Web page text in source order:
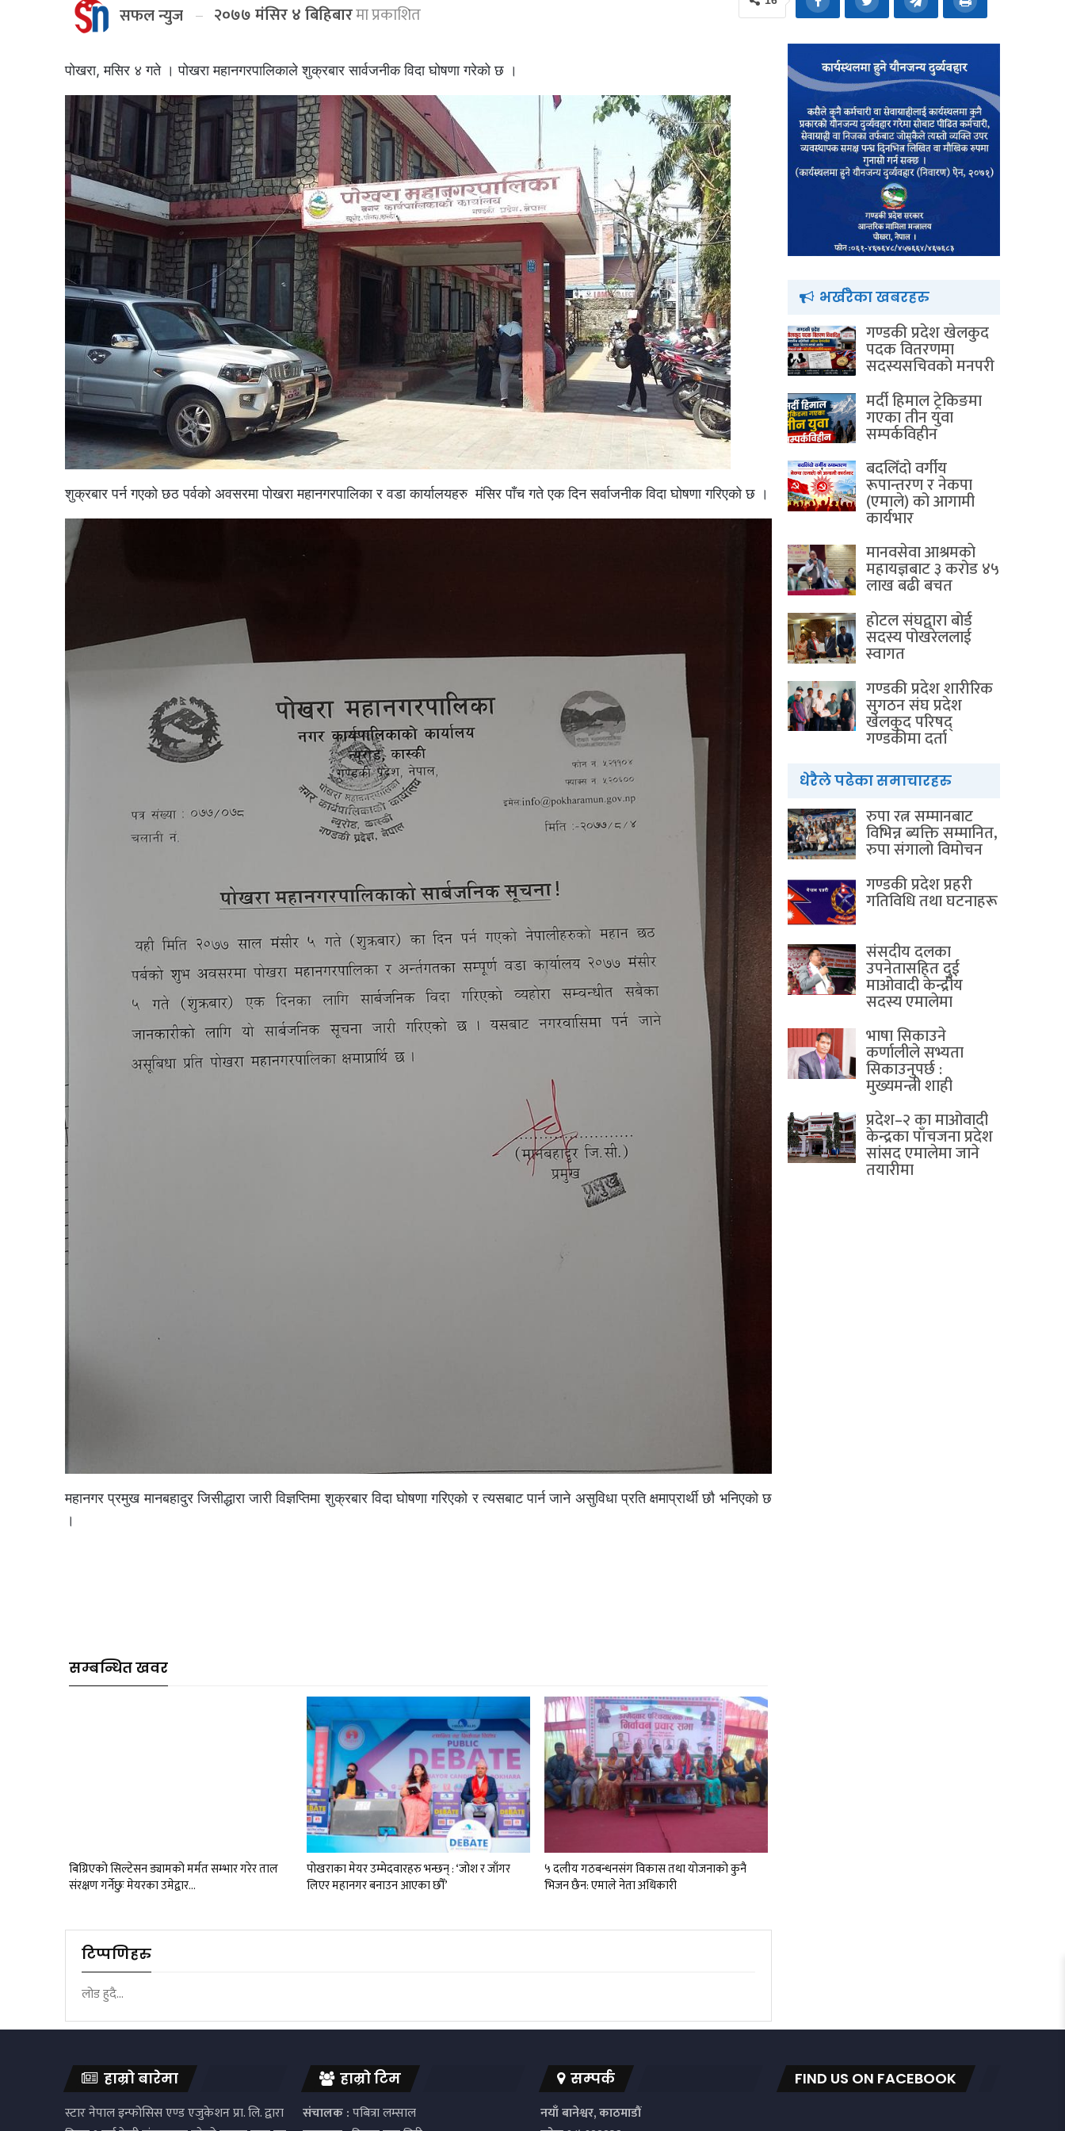
सफल न्युज २०७७ मंसिर ४ बिहिबारमा प्रकाशित
पोखरा, मसिर ४ गते । पोखरा महानगरपालिकाले शुक्रबार सार्वजनीक विदा घोषणा गरेको छ ।
शुक्रबार पर्न गएको छठ पर्वको अवसरमा पोखरा महानगरपालिका र वडा कार्यालयहरु मंसिर पाँच गते एक दिन सर्वाजनीक विदा घोषणा गरिएको छ ।
महानगर प्रमुख मानबहादुर जिसीद्धारा जारी विज्ञप्तिमा शुक्रबार विदा घोषणा गरिएको र त्यसबाट पार्न जाने असुविधा प्रति क्षमाप्रार्थी छौ भनिएको छ
।
सम्बन्धित खवर
बिग्रिएको सिल्टेसन ड्यामको मर्मत सम्भार गरेर ताल
संरक्षण गर्नेछुः मेयरका उमेद्वार…
पोखराका मेयर उम्मेदवारहरु भन्छन् : ‘जोश र जाँगर
लिएर महानगर बनाउन आएका छौँ’
५ दलीय गठबन्धनसंग विकास तथा योजनाको कुनै
भिजन छैन: एमाले नेता अधिकारी
टिप्पणिहरु
लोड हुदै...
भर्खरैका खबरहरु
गण्डकी प्रदेश खेलकुद
पदक वितरणमा
सदस्यसचिवकाे मनपरी
मर्दी हिमाल ट्रेकिङमा
गएका तीन युवा
सम्पर्कविहीन
बदलिँदो वर्गीय
रूपान्तरण र नेकपा
(एमाले) को आगामी
कार्यभार
मानवसेवा आश्रमकाे‌
महायज्ञबाट ३ करोड ४५
लाख बढी बचत
होटल संघद्वारा बोर्ड
सदस्य पोखरेललाई
स्वागत
गण्डकी प्रदेश शारीरिक
सुगठन संघ प्रदेश
खेलकुद परिषद्
गण्डकीमा दर्ता
धेरैले पढेका समाचारहरु
रुपा रत्न सम्मानबाट
विभिन्न ब्यक्ति सम्मानित,
रुपा संगालो विमोचन
गण्डकी प्रदेश प्रहरी
गतिविधि तथा घटनाहरू
संसदीय दलका
उपनेतासहित दुई
माओवादी केन्द्रीय
सदस्य एमालेमा
भाषा सिकाउने
कर्णालीले सभ्यता
सिकाउनुपर्छ :
मुख्यमन्त्री शाही
प्रदेश–२ का माओवादी
केन्द्रका पाँचजना प्रदेश
सांसद एमालेमा जाने
तयारीमा
हाम्रो बारेमा
स्टार नेपाल इन्फोसिस एण्ड एजुकेशन प्रा. लि. द्वारा
हाम्रो टिम
संचालक :पबित्रा लम्साल
सम्पर्क
नयाँ बानेश्वर, काठमाडौं
FIND US ON FACEBOOK